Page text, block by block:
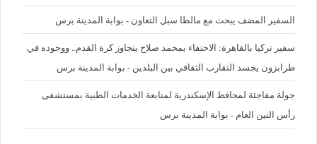
السفير المضف يبحث مع مالطا سبل التعاون - بوابة المدينة برس
سفير تركيا بالقاهرة: الاحتفاء بمحمد صلاح يتجاوز كرة القدم.. ووجوده في
طرابزون يجسد التقارب الثقافي بين البلدين - بوابة المدينة برس
جولة مفاجئة لمحافظ الإسكندرية لمتابعة الخدمات الطبية بمستشفى
رأس التين العام - بوابة المدينة برس